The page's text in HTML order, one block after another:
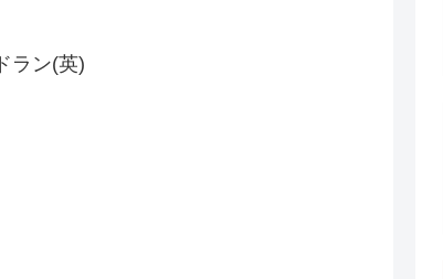
ラン(英)